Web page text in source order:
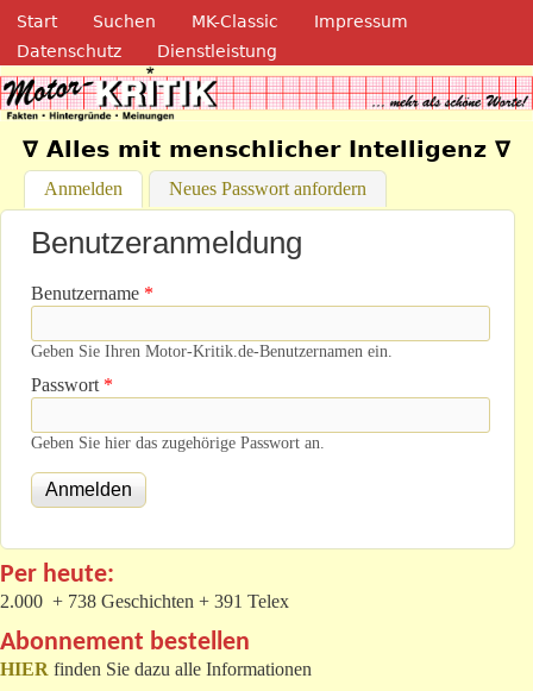
Direkt zum Inhalt
Navigation
Start Suchen MK-Classic
Impressum
Datenschutz
Dienstleistung
Motor-Kritik.de
∇ Alles mit menschlicher Intelligenz ∇
Anmelden (aktiver Reiter)
Neues Passwort anfordern
Benutzeranmeldung
Benutzername *
Geben Sie Ihren Motor-Kritik.de-Benutzernamen ein.
Passwort *
Geben Sie hier das zugehörige Passwort an.
Per heute:
2.000 + 738 Geschichten + 391 Telex
Abonnement bestellen
HIER finden Sie dazu alle Informationen